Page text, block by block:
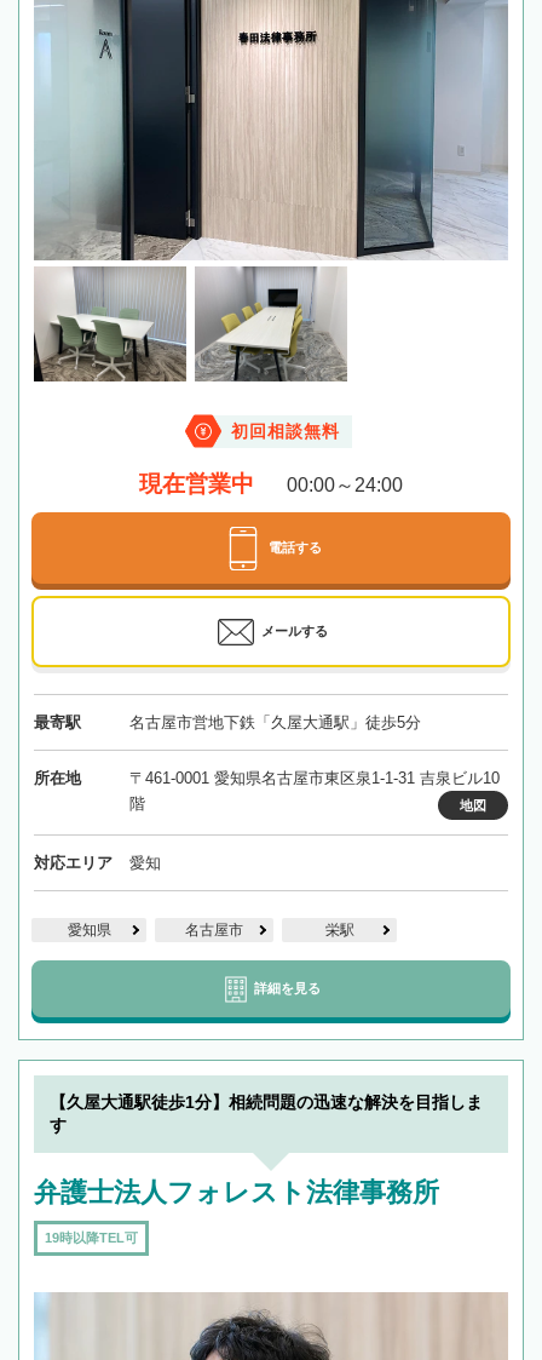
初回相談無料
現在営業中 00:00～24:00
電話する
メールする
最寄駅 名古屋市営地下鉄「久屋大通駅」徒歩5分
所在地
〒461-0001 愛知県名古屋市東区泉1-1-31 吉泉ビル10
階
地図
対応エリア 愛知
愛知県 名古屋市 栄駅
詳細を見る
【久屋大通駅徒歩1分】相続問題の迅速な解決を目指しま
す
弁護士法人フォレスト法律事務所
19時以降TEL可